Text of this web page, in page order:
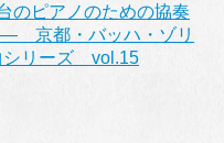
のピアノのための協奏
京都・バッハ・ゾリ
リーズ vol.15